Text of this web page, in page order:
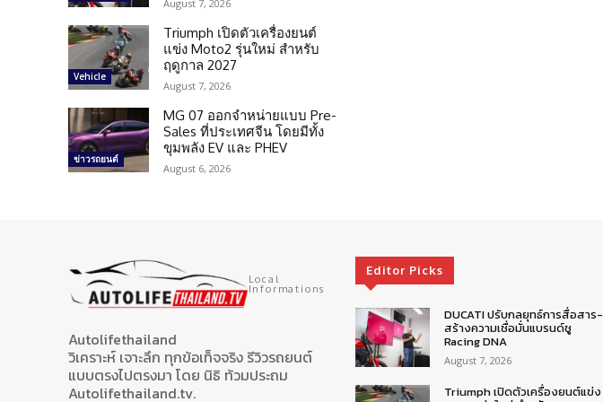
August 7, 2026
Vehicle
Triumph เปิดตัวเครื่องยนต์
แข่ง Moto2 รุ่นใหม่ สำหรับ
ฤดูกาล 2027
August 7, 2026
ข่าวรถยนต์
MG 07 ออกจำหน่ายแบบ Pre-
Sales ที่ประเทศจีน โดยมีทั้ง
ขุมพลัง EV และ PHEV
August 6, 2026
Local
Informations
Autolifethailand
วิเคราะห์ เจาะลึก ทุกข้อเท็จจริง รีวิวรถยนต์
แบบตรงไปตรงมา โดย นิธิ ท้วมประถม
Autolifethailand.tv.
Editor Picks
DUCATI ปรับกลยุทธ์การสื่อสาร-
สร้างความเชื่อมั่นแบรนด์ชู
Racing DNA
August 7, 2026
Triumph เปิดตัวเครื่องยนต์แข่ง